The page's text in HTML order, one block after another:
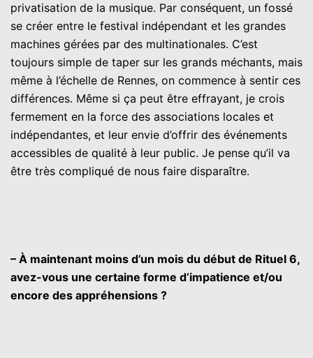
privatisation de la musique. Par conséquent, un fossé
se créer entre le festival indépendant et les grandes
machines gérées par des multinationales. C’est
toujours simple de taper sur les grands méchants, mais
même à l’échelle de Rennes, on commence à sentir ces
différences. Même si ça peut être effrayant, je crois
fermement en la force des associations locales et
indépendantes, et leur envie d’offrir des événements
accessibles de qualité à leur public. Je pense qu’il va
être très compliqué de nous faire disparaître.
– À maintenant moins d’un mois du début de Rituel 6,
avez-vous une certaine forme d’impatience et/ou
encore des appréhensions ?